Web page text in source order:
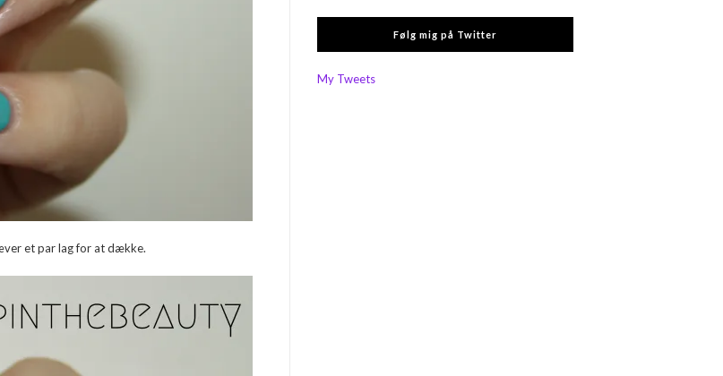
et par lag for at dække.
Følg mig på Twitter
My Tweets